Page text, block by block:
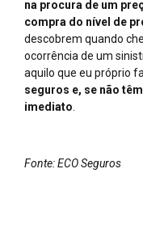
na procura de um
compra do nível de
descobrem quando
ocorrência de um
aquilo que eu próprio
seguros e, se não
imediato
Fonte: ECO Seguros